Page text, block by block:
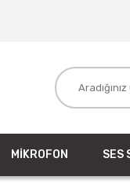
MİKROFON SES